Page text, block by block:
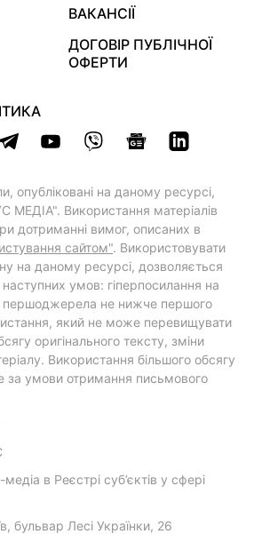
ВАКАНСІЇ
ДОГОВІР ПУБЛІЧНОЇ
ОФЕРТИ
опубліковані на даному ресурсі,
Використання матеріалів
дотриманні вимог, описаних в
сайтом". Використовувати
на даному ресурсі, дозволяється
умов: гіперпосилання на
першоджерела не нижче першого
який не може перевищувати
оригінального тексту, зміни
Використання більшого обсягу
умови отримання письмового
в Реєстрі суб’єктів у сфері
бульвар Лесі Українки, 26